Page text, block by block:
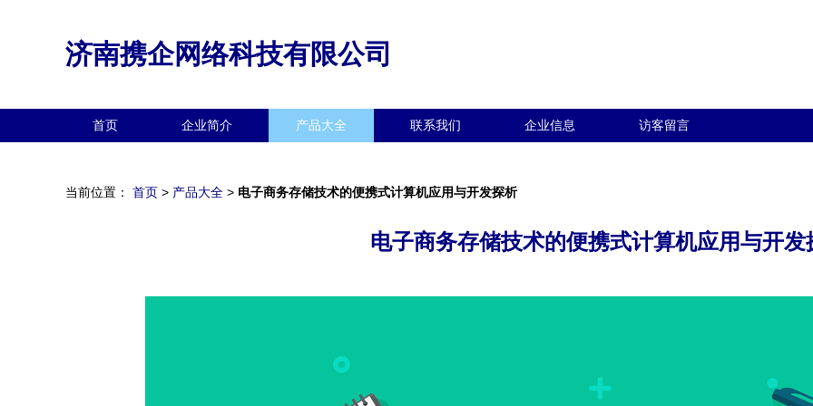
济南携企网络科技有限公司
首页 企业简介 产品大全 联系我们 企业信息 访客留言
当前位置： 首页 > 产品大全 > 电子商务存储技术的便携式计算机应用与开发探析
电子商务存储技术的便携式计算机应用与开发